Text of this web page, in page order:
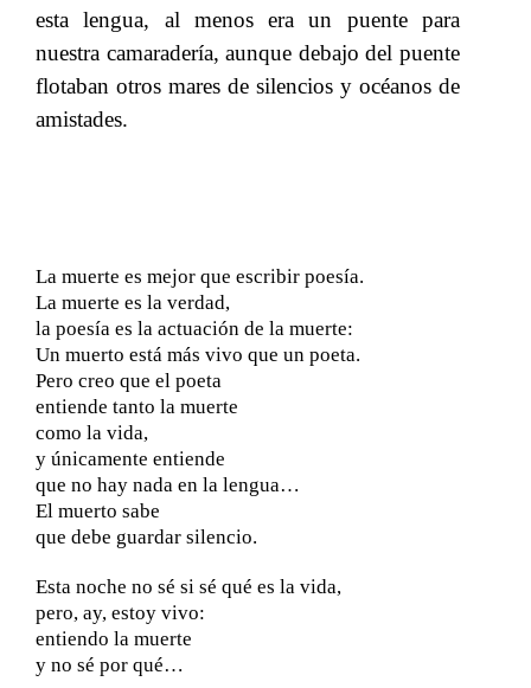
esta lengua, al menos era un puente para
nuestra camaradería, aunque debajo del puente
flotaban otros mares de silencios y océanos de
amistades.
La muerte es mejor que escribir poesía.
La muerte es la verdad,
la poesía es la actuación de la muerte:
Un muerto está más vivo que un poeta.
Pero creo que el poeta
entiende tanto la muerte
como la vida,
y únicamente entiende
que no hay nada en la lengua…
El muerto sabe
que debe guardar silencio.
Esta noche no sé si sé qué es la vida,
pero, ay, estoy vivo:
entiendo la muerte
y no sé por qué…